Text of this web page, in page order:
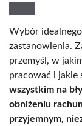
Wybór
zastanowienia.
przemyśl, w
pracować i jakie
wszystkim na
obniżeniu
przyjemnym,